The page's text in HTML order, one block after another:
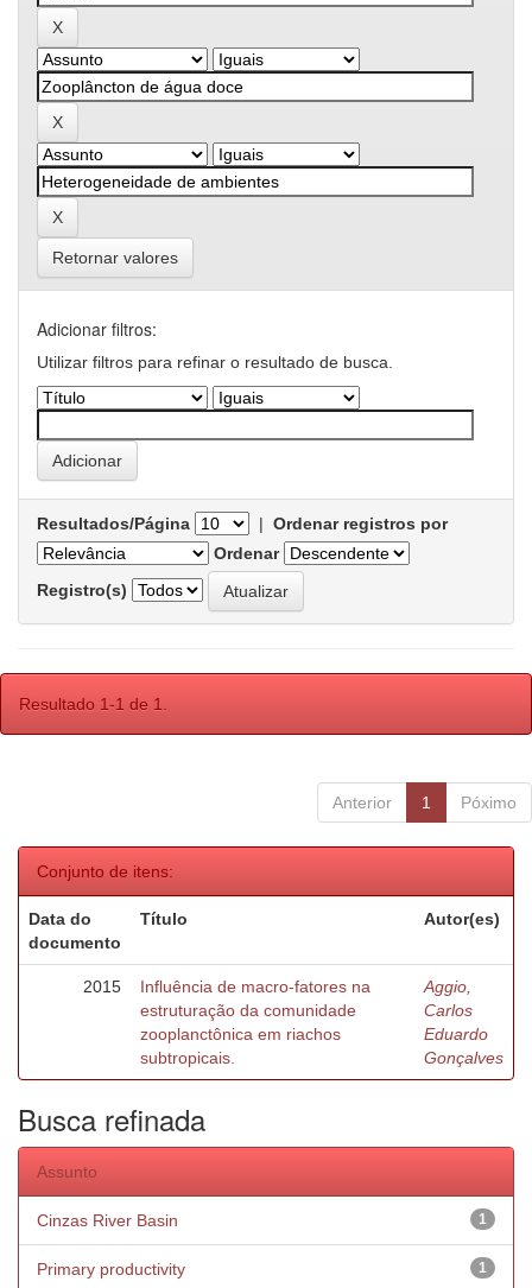
Retornar valores
Adicionar filtros:
Utilizar filtros para refinar o resultado de busca.
Resultados/Página | Ordenar registros por
Ordenar
Registro(s)
Resultado 1-1 de 1.
Anterior 1 Póximo
Conjunto de itens:
Data do
documento
Título Autor(es)
2015
Influência de macro-fatores na
estruturação da comunidade
zooplanctônica em riachos
subtropicais.
Aggio,
Carlos
Eduardo
Gonçalves
Busca refinada
Assunto
1
Cinzas River Basin
1
Primary productivity